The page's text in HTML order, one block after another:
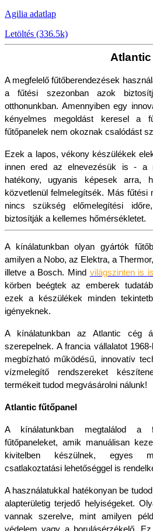
Agilia adatlap
Letöltés (336.5k)
Atlantic
A megfelelő fűtőberendezések
a fűtési szezonban azok
otthonunkban. Amennyiben egy
kényelmes megoldást keresel a
fűtőpanelek nem okoznak csalódást
Ezek a lapos, vékony készülékek
innen ered az elnevezésük is - a
hatékony, ugyanis képesek arra,
közvetlenül felmelegítsék. Más fűtési
nincs szükség előmelegítési
biztosítják a kellemes hőmérsékletet.
A kínálatunkban olyan gyártók
amilyen a Nobo, az Elektra, a
illetve a Bosch. Mind világszinten is
körben beégtek az emberek
ezek a készülékek minden
igényeknek.
A kínálatunkban az Atlantic cég
szerepelnek. A francia vállalatot
megbízható működésű, innovatív
vízmelegítő rendszereket
termékeit tudod megvásárolni nálunk!
Atlantic fűtőpanel
A kínálatunkban megtalálod a
fűtőpaneleket, amik manuálisan
kivitelben készülnek, egyes
csatlakoztatási lehetőséggel is
A használatukkal hatékonyan be
alapterületig terjedő helyiségeket.
vannak szerelve, mint amilyen